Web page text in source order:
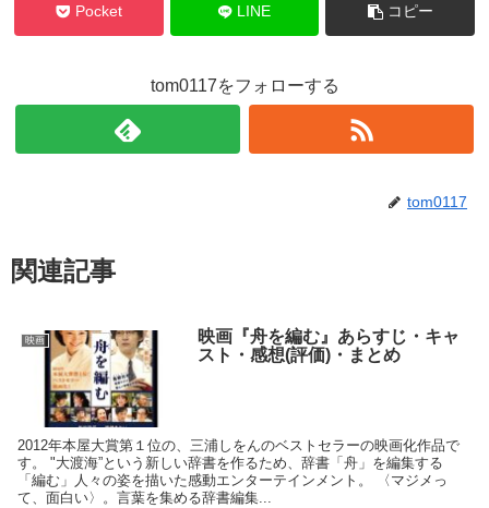
Pocket LINE コピー
tom0117をフォローする
tom0117
関連記事
映画
映画『舟を編む』あらすじ・キャ
スト・感想(評価)・まとめ
2012年本屋大賞第１位の、三浦しをんのベストセラーの映画化作品で
す。 "大渡海”という新しい辞書を作るため、辞書「舟」を編集する
「編む」人々の姿を描いた感動エンターテインメント。 〈マジメっ
て、面白い〉。言葉を集める辞書編集...